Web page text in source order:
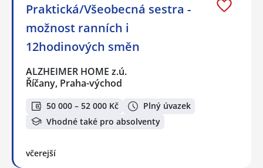
Praktická/Všeobecná sestra -
možnost ranních i
12hodinových směn
ALZHEIMER HOME z.ú.
Říčany, Praha-východ
50 000 – 52 000 Kč
Plný úvazek
Vhodné také pro absolventy
včerejší